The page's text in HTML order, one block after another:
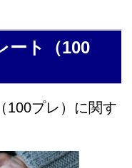
ート（100
100プレ）に関す